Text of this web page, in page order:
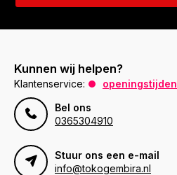
Kunnen wij helpen?
Klantenservice:
openingstijden
Bel ons
0365304910
Stuur ons een e-mail
info@tokogembira.nl